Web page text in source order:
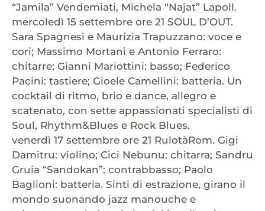
“Jamila” Vendemiati, Michela “Najat” Lapoll.
mercoledì 15 settembre ore 21 SOUL D’OUT.
Sara Spagnesi e Maurizia Trapuzzano: voce e
cori; Massimo Mortani e Antonio Ferraro:
chitarre; Gianni Mariottini: basso; Federico
Pacini: tastiere; Gioele Camellini: batteria. Un
cocktail di ritmo, brio e dance, allegro e
scatenato, con sette appassionati specialisti di
Soul, Rhythm&Blues e Rock Blues.
venerdì 17 settembre ore 21 RulotàRom. Gigi
Damitru: violino; Cici Nebunu: chitarra; Sandru
Gruia “Sandokan”: contrabbasso; Paolo
Baglioni: batteria. Sinti di estrazione, girano il
mondo suonando jazz manouche e